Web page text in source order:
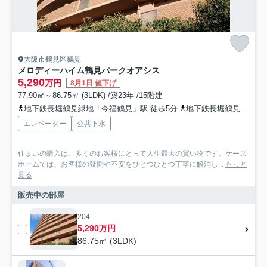
大阪市鶴見区鶴見
メロディーハイム鶴見パークオアシス
5,290万円 8月1日 値下げ
77.90㎡～86.75㎡ (3LDK) /築23年 /15階建
地下鉄長堀鶴見緑地「今福鶴見」駅 徒歩5分
地下鉄長堀鶴見緑地「蒲生四丁目」駅 徒歩18分
エレベーター 公共下水
住まいの購入は、多くのお客様にとって人生最大の買い物です。ケーズ
ホームでは、お客様の疑問や不安をひとつひとつ丁寧に解消し... もっと
見る
販売中の部屋
204
5,290万円
86.75㎡ (3LDK)